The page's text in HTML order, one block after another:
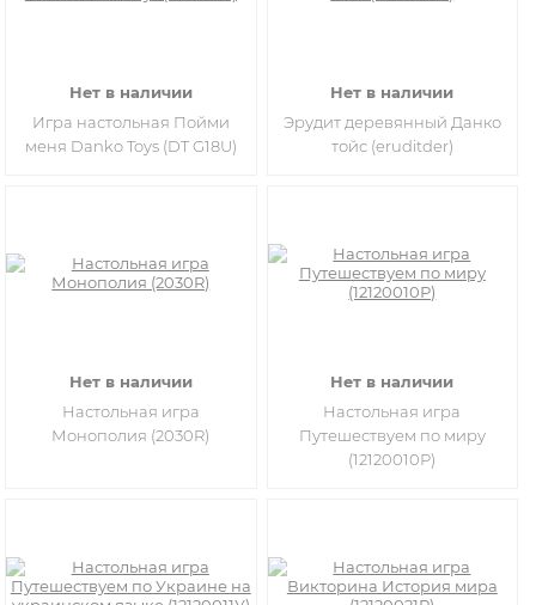
Нет в наличии
Игра настольная Пойми
меня Danko Toys (DT G18U)
Нет в наличии
Эрудит деревянный Данко
тойс (eruditder)
Нет в наличии
Настольная игра
Монополия (2030R)
Нет в наличии
Настольная игра
Путешествуем по миру
(12120010Р)